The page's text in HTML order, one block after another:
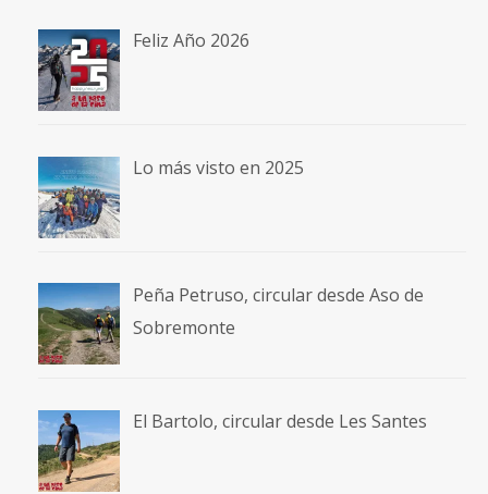
Feliz Año 2026
Lo más visto en 2025
Peña Petruso, circular desde Aso de
Sobremonte
El Bartolo, circular desde Les Santes